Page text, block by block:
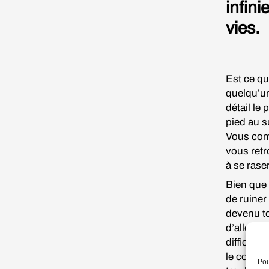
vies.
Est ce
détail le
pied au
Vous
vous
à se
Bien
de ruiner
devenu
d’aller
le coup,